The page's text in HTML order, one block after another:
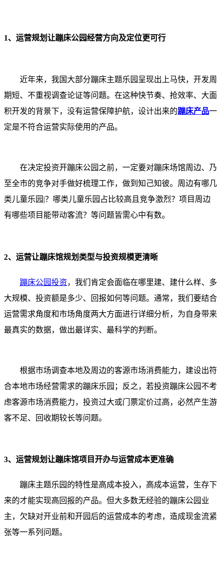
1、运营规划让蹦床公园经营方向及定位更可行
近年来，我国大部分蹦床主题乐园呈现出上马快，开发周
期短、不重视调查论证等问题。在这种快节奏、抢效率、大面
积开发的背景下，没有运营保障护航，设计出来的蹦床产品一
定是不符合运营实际使用的产品。
在决定投资开蹦床公园之前，一定要对蹦床场馆周边、乃
至全市的竞争对手做好梳理工作，做到知己知彼。周边有哪几
类儿童乐园|？哪类儿童乐园占比较高且竞争激烈？项目周边
有哪些项目能带动客流？等问题皆需心中有数。
2、运营让蹦床馆规划类型与投资规模更清晰
蹦床公园投资，我们肯定会面临在哪里建、建什么样、多
大规模、投资额是多少、回报如何等问题。通常，我们要结合
运营需求角度和市场角度两大方面进行详细分析，为自身带来
最真实的数据，做出最详实、最科学的判断。
根据市场调查本地及周边的客源市场消费能力，建设出符
合本地市场经营需求的蹦床乐园；反之，若投资蹦床公园不考
虑客源市场消费能力，投资过大或门票定价过高，必然产生游
客不足、回收期较长等问题。
3、运营规划让蹦床馆项目开办与运营成本更准确
蹦床主题乐园的特性是高成本投入，高成本运营，生存下
来的才能实现高回报的产品。但大多数无经验的蹦床公园业
主，欠缺对开业前和开园后的运营成本的考虑，造成现金流紧
张等一系列问题。